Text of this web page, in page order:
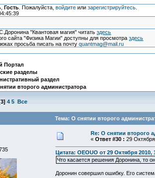
Гость. Пожалуйста, войдитеили зарегистрируйтесь.
"Квантовая магия" читатьздесь
сайта "Физика Магии" доступны для просмотраздесь
просьба писать на почтуquantmag@mail.ru
Портал
разделы
раздел
второго администратора
3] 4 5 Все
Тема: О снятии второго
Re: О снятии второго
« Ответ #30 : 29
Цитата: OEOUO от 29 Октября 2010,
Что касается решения Доронина, то
Доронин совершил ошибку. Его